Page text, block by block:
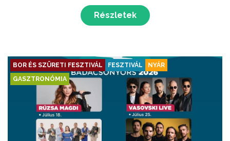
legkomplexebb gasztronómiai és kulturális
Részletek
BOR ÉS SZÜRETI FESZTIVÁL FESZTIVÁL
NYÁR
GASZTRONÓMIA